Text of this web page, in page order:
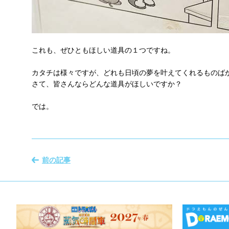
これも、ぜひともほしい道具の１つですね。
カタチは様々ですが、どれも日頃の夢を叶えてくれるものば
さて、皆さんならどんな道具がほしいですか？
では。
前の記事